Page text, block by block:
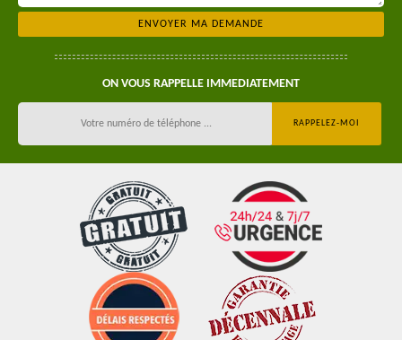
ON VOUS RAPPELLE IMMEDIATEMENT